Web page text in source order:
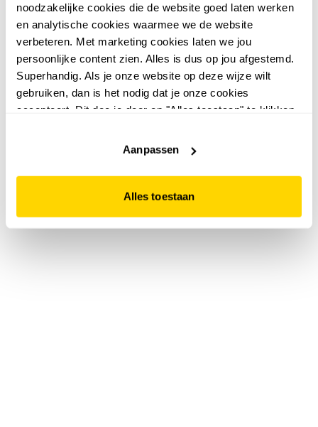
noodzakelijke cookies die de website goed laten werken
en analytische cookies waarmee we de website
verbeteren. Met marketing cookies laten we jou
persoonlijke content zien. Alles is dus op jou afgestemd.
Superhandig. Als je onze website op deze wijze wilt
gebruiken, dan is het nodig dat je onze cookies
accepteert. Dit doe je door op "Alles toestaan" te klikken.
website niet optimaal functioneert.
Aanpassen
Alles toestaan